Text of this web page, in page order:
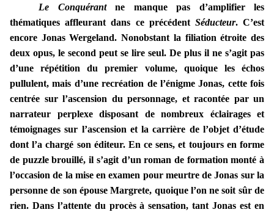
Le Conquérantne manque pas d’amplifier les
thématiques affleurant dans ce précédent Séducteur. C’est
encore Jonas Wergeland. Nonobstant la filiation étroite des
deux opus, le second peut se lire seul. De plus il ne s’agit pas
d’une répétition du premier volume, quoique les échos
pullulent, mais d’une recréation de l’énigme Jonas, cette fois
centrée sur l’ascension du personnage, et racontée par un
narrateur perplexe disposant de nombreux éclairages et
témoignages sur l’ascension et la carrière de l’objet d’étude
dont l’a chargé son éditeur. En ce sens, et toujours en forme
de puzzle brouillé, il s’agit d’un roman de formation monté à
l’occasion de la mise en examen pour meurtre de Jonas sur la
personne de son épouse Margrete, quoique l’on ne soit sûr de
rien. Dans l’attente du procès à sensation, tant Jonas est en